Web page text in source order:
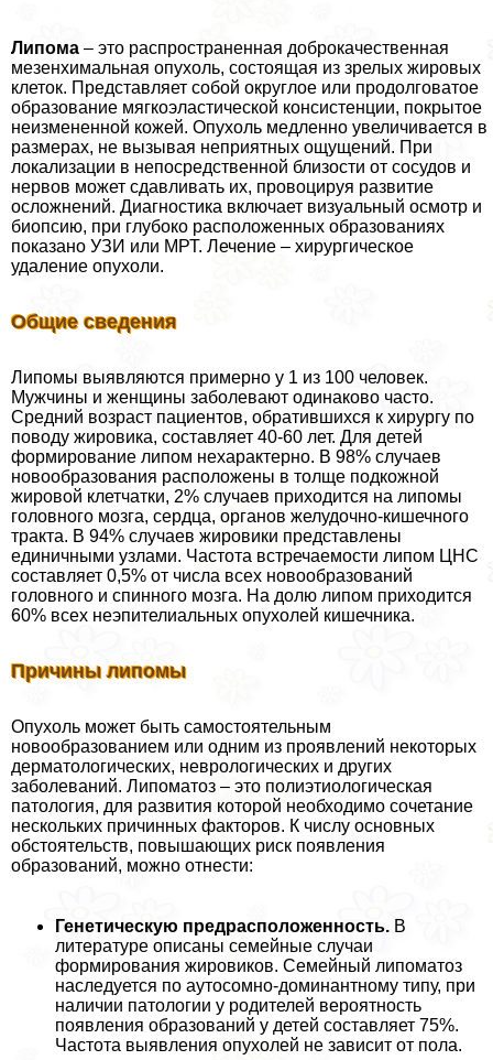
Липома – это распространенная доброкачественная
мезенхимальная опухоль, состоящая из зрелых жировых
клеток. Представляет собой округлое или продолговатое
образование мягкоэластической консистенции, покрытое
неизмененной кожей. Опухоль медленно увеличивается в
размерах, не вызывая неприятных ощущений. При
локализации в непосредственной близости от сосудов и
нервов может сдавливать их, провоцируя развитие
осложнений. Диагностика включает визуальный осмотр и
биопсию, при глубоко расположенных образованиях
показано УЗИ или МРТ. Лечение – хирургическое
удаление опухоли.
Общие сведения
Липомы выявляются примерно у 1 из 100 человек.
Мужчины и женщины заболевают одинаково часто.
Средний возраст пациентов, обратившихся к хирургу по
поводу жировика, составляет 40-60 лет. Для детей
формирование липом нехаpaктерно. В 98% случаев
новообразования расположены в толще подкожной
жировой клетчатки, 2% случаев приходится на липомы
головного мозга, сердца, органов желудочно-кишечного
тpaкта. В 94% случаев жировики представлены
единичными узлами. Частота встречаемости липом ЦНС
составляет 0,5% от числа всех новообразований
головного и спинного мозга. На долю липом приходится
60% всех неэпителиальных опухолей кишечника.
Причины липомы
Опухоль может быть самостоятельным
новообразованием или одним из проявлений некоторых
дерматологических, неврологических и других
заболеваний. Липоматоз – это полиэтиологическая
патология, для развития которой необходимо сочетание
нескольких причинных факторов. К числу основных
обстоятельств, повышающих риск появления
образований, можно отнести:
Генетическую предрасположенность. В
литературе описаны семейные случаи
формирования жировиков. Семейный липоматоз
наследуется по аутосомно-доминантному типу, при
наличии патологии у родителей вероятность
появления образований у детей составляет 75%.
Частота выявления опухолей не зависит от пола.